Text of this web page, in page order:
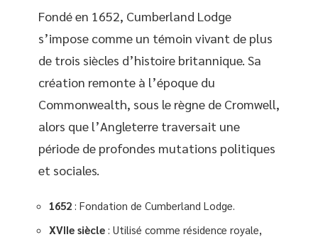
Fondé en 1652, Cumberland Lodge
s’impose comme un témoin vivant de plus
de trois siècles d’histoire britannique. Sa
création remonte à l’époque du
Commonwealth, sous le règne de Cromwell,
alors que l’Angleterre traversait une
période de profondes mutations politiques
et sociales.
1652 : Fondation de Cumberland Lodge.
XVIIe siècle : Utilisé comme résidence royale,